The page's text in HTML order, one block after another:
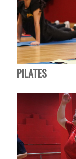
PILATES